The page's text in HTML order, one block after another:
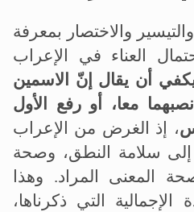
والاختصار بمعرفة
العناء في الإعراب
أن يقال إنّ الاسمين
معا، أو رفع الأول
، إذ الغرض من الإعراب
إلى سلامة النطق، وصحة
المعنى المراد. وهذا
التي ذكرناها،